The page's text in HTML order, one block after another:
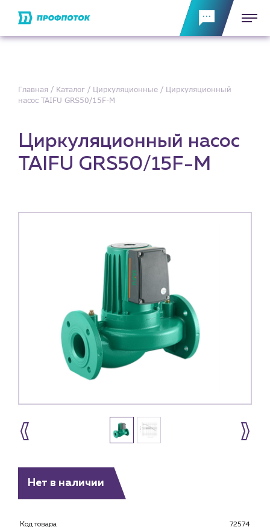
Главная Каталог Циркуляционные
Циркуляционный
насос TAIFU GRS50/15F-M
Циркуляционный насос
TAIFU GRS50/15F-M
Нет в наличии
Код товара
72574